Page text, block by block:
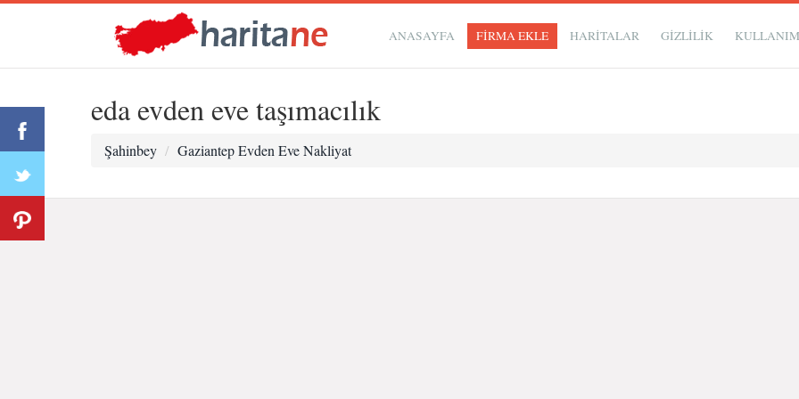
ANASAYFA FİRMA EKLE HARİTALAR GIZLILIK
eda evden eve taşımacılık
Şahinbey Gaziantep Evden Eve Nakliyat